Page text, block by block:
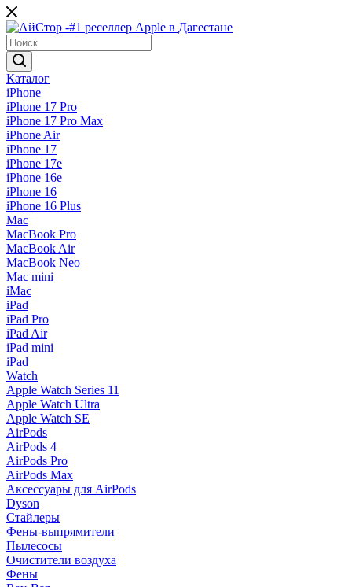
Каталог
iPhone
iPhone 17 Pro
iPhone 17 Pro Max
iPhone Air
iPhone 17
iPhone 17e
iPhone 16e
iPhone 16
iPhone 16 Plus
Mac
MacBook Pro
MacBook Air
MacBook Neo
Mac mini
iMac
iPad
iPad Pro
iPad Air
iPad mini
iPad
Watch
Apple Watch Series 11
Apple Watch Ultra
Apple Watch SE
AirPods
AirPods 4
AirPods Pro
AirPods Max
Аксессуары для AirPods
Dyson
Стайлеры
Фены-выпрямители
Пылесосы
Очистители воздуха
Фены